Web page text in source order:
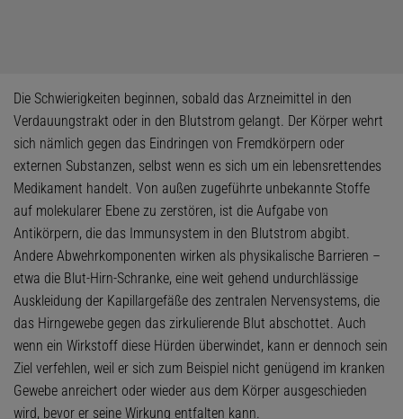
Die Schwierigkeiten beginnen, sobald das Arzneimittel in den
Verdauungstrakt oder in den Blutstrom gelangt. Der Körper wehrt
sich nämlich gegen das Eindringen von Fremdkörpern oder
externen Substanzen, selbst wenn es sich um ein lebensrettendes
Medikament handelt. Von außen zugeführte unbekannte Stoffe
auf molekularer Ebene zu zerstören, ist die Aufgabe von
Antikörpern, die das Immunsystem in den Blutstrom abgibt.
Andere Abwehrkomponenten wirken als physikalische Barrieren –
etwa die Blut-Hirn-Schranke, eine weit gehend undurchlässige
Auskleidung der Kapillargefäße des zentralen Nervensystems, die
das Hirngewebe gegen das zirkulierende Blut abschottet. Auch
wenn ein Wirkstoff diese Hürden überwindet, kann er dennoch sein
Ziel verfehlen, weil er sich zum Beispiel nicht genügend im kranken
Gewebe anreichert oder wieder aus dem Körper ausgeschieden
wird, bevor er seine Wirkung entfalten kann.